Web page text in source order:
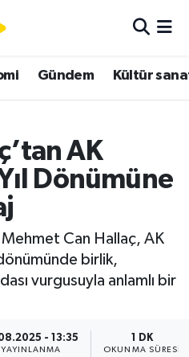
Gündem Kültür
AK
Dönümüne
Mehmet Can Hallaç, AK
birlik,
vurgusuyla anlamlı bir
- 13:35
YAYINLANMA
1 DK
OKUNMA SÜRESI
ve Fikstür